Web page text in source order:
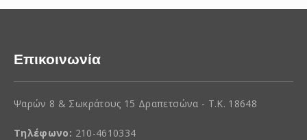
Επικοινωνία
Ψαρών 8 & Σωκράτους 15 Δραπετσώνα - Τ.Κ. 18648
Τηλέφωνο: 210-4610334